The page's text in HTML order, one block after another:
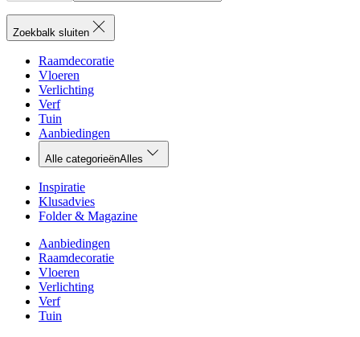
Zoekbalk sluiten
Raamdecoratie
Vloeren
Verlichting
Verf
Tuin
Aanbiedingen
Alle categorieënAlles
Inspiratie
Klusadvies
Folder & Magazine
Aanbiedingen
Raamdecoratie
Vloeren
Verlichting
Verf
Tuin